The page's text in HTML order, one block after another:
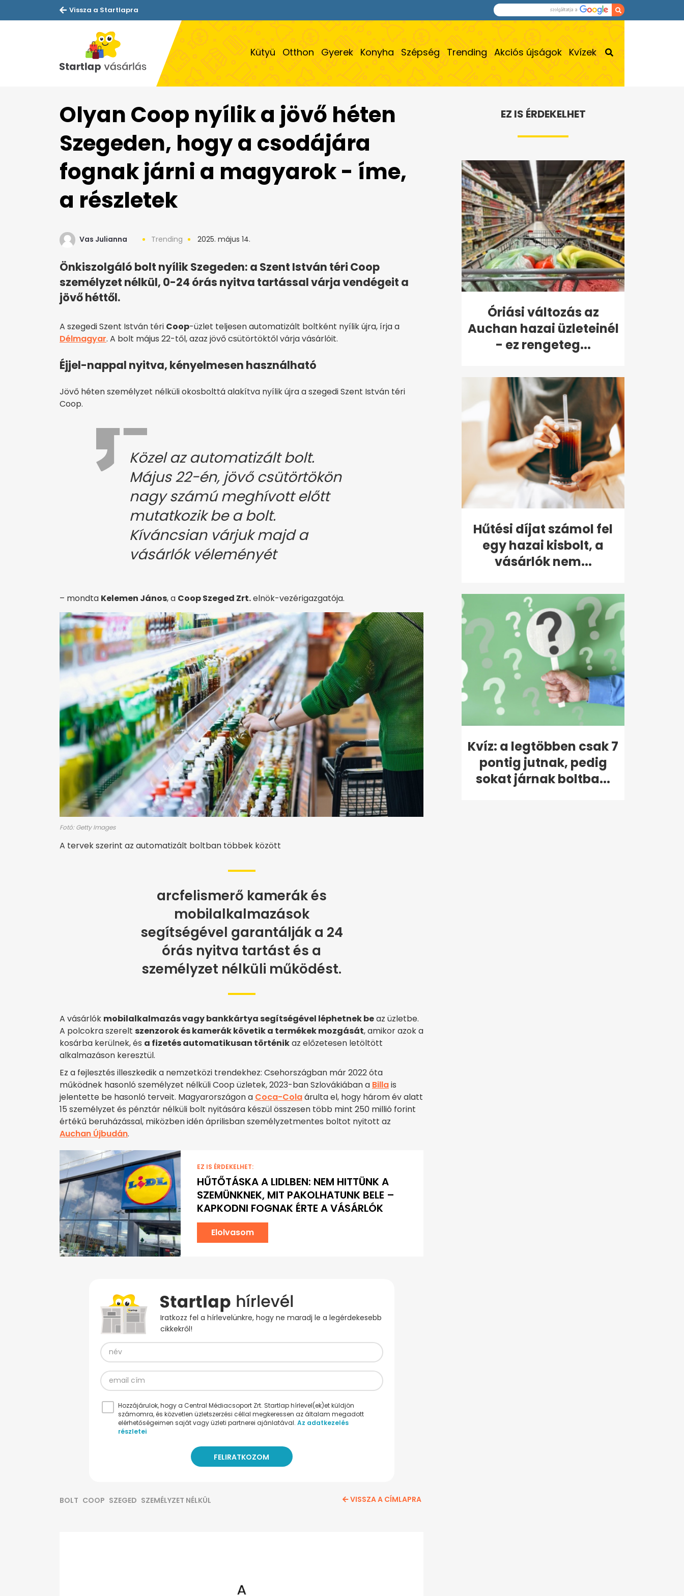
Vissza a Startlapra
Kütyü Otthon Gyerek Konyha Szépség Trending Akciós újságok Kvízek
Olyan Coop nyílik a jövő héten
Szegeden, hogy a csodájára
fognak járni a magyarok - íme,
a részletek
Vas Julianna Trending 2025. május 14.
Önkiszolgáló bolt nyílik Szegeden: a Szent István téri Coop
személyzet nélkül, 0-24 órás nyitva tartással várja vendégeit a
jövő héttől.
A szegedi Szent István téri Coop-üzlet teljesen automatizált boltként nyílik újra, írja a
Délmagyar. A bolt május 22-től, azaz jövő csütörtöktől várja vásárlóit.
Éjjel-nappal nyitva, kényelmesen használható
Jövő héten személyzet nélküli okosbolttá alakítva nyílik újra a szegedi Szent István téri
Coop.
Közel az automatizált bolt.
Május 22-én, jövő csütörtökön
nagy számú meghívott előtt
mutatkozik be a bolt.
Kíváncsian várjuk majd a
vásárlók véleményét
– mondta Kelemen János, a Coop Szeged Zrt.elnök-vezérigazgatója.
Fotó: Getty Images
A tervek szerint az automatizált boltban többek között
arcfelismerő kamerák és
mobilalkalmazások
segítségével garantálják a 24
órás nyitva tartást és a
személyzet nélküli működést.
A vásárlók mobilalkalmazás vagy bankkártya segítségével léphetnek beaz üzletbe.
A polcokra szerelt szenzorok és kamerák követik a termékek mozgását, amikor azok a
kosárba kerülnek, és a fizetés automatikusan történikaz előzetesen letöltött
alkalmazáson keresztül.
Ez a fejlesztés illeszkedik a nemzetközi trendekhez: Csehországban már 2022 óta
működnek hasonló személyzet nélküli Coop üzletek, 2023-ban Szlovákiában a Billais
jelentette be hasonló terveit. Magyarországon a Coca-Colaárulta el, hogy három év alatt
15 személyzet és pénztár nélküli bolt nyitására készül összesen több mint 250 millió forint
értékű beruházással, miközben idén áprilisban személyzetmentes boltot nyitott az
Auchan Újbudán.
EZ IS ÉRDEKELHET:
HŰTŐTÁSKA A LIDLBEN: NEM HITTÜNK A
SZEMÜNKNEK, MIT PAKOLHATUNK BELE –
KAPKODNI FOGNAK ÉRTE A VÁSÁRLÓK
Elolvasom
Iratkozz fel a hírlevelünkre, hogy ne maradj le a legérdekesebb
cikkekről!
Hozzájárulok, hogy a Central Médiacsoport Zrt. Startlap hírlevel(ek)et küldjön
számomra, és közvetlen üzletszerzési céllal megkeressen az általam megadott
elérhetőségeimen saját vagy üzleti partnerei ajánlatával. Az adatkezelés
részletei
BOLT COOP SZEGED SZEMÉLYZET NÉLKÜL VISSZA A CÍMLAPRA
EZ IS ÉRDEKELHET
Óriási változás az
Auchan hazai üzleteinél
- ez rengeteg...
Hűtési díjat számol fel
egy hazai kisbolt, a
vásárlók nem...
Kvíz: a legtöbben csak 7
pontig jutnak, pedig
sokat járnak boltba...